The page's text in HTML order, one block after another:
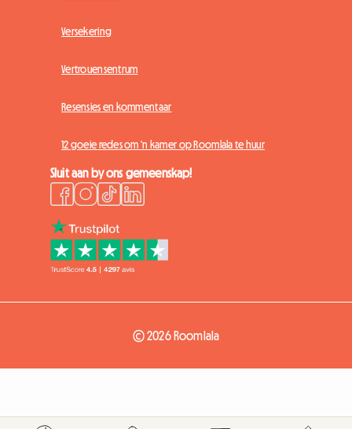
Versekering
Vertrouensentrum
Resensies en kommentaar
12 goeie redes om 'n kamer op Roomlala te huur
Sluit aan by ons gemeenskap!
© 2026 Roomlala